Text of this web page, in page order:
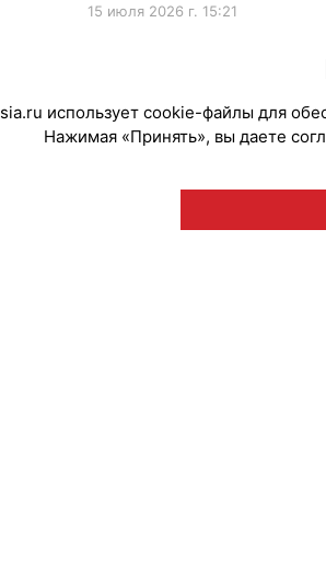
15 июля 2026 г. 15:21
©
использует cookie-файлы для
Нажимая «Принять», вы даете